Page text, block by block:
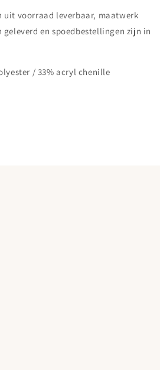
uit voorraad leverbaar, maatwerk
en spoedbestellingen zijn in
/ 33% acryl chenille